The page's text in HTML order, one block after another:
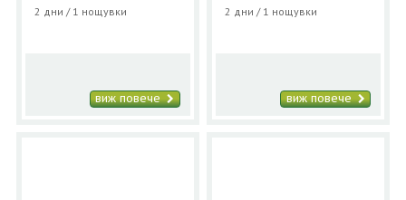
2 дни / 1 нощувки
виж повече
2 дни / 1 нощувки
виж повече